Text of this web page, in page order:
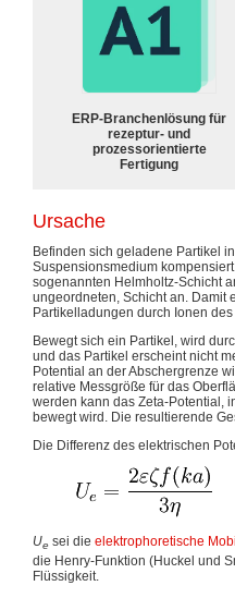
ERP-Branchenlösung für
rezeptur- und
prozessorientierte
Fertigung
Ursache
Befinden sich geladene Partikel
Suspensionsmedium
sogenannten Helmholtz-Schicht
ungeordneten, Schicht an. Damit
Partikelladungen durch Ionen
Bewegt sich ein Partikel, wird
und das Partikel erscheint nicht
Potential an der Abschergrenze
relative Messgröße für das
werden kann das Zeta-Potential,
bewegt wird. Die resultierende
Die Differenz des elektrischen
Ue sei die elektrophoretische
die Henry-Funktion (Huckel und
Flüssigkeit.